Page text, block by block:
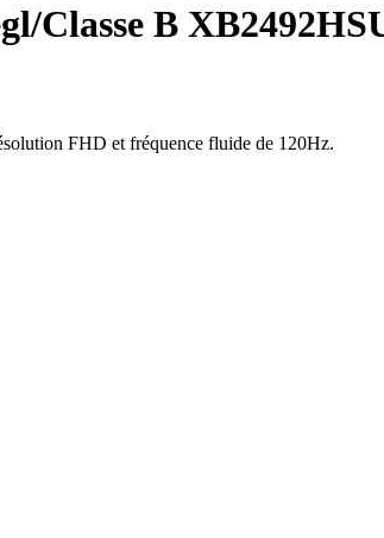
Classe B
FHD et fréquence fluide de 120Hz.